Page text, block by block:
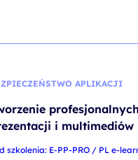
formuły szkoleń MS
szkolenia
egzaminy
APLIKACJI
profesjonalnych
i multimediów
szkolenia: E-PP-PRO / PL e-